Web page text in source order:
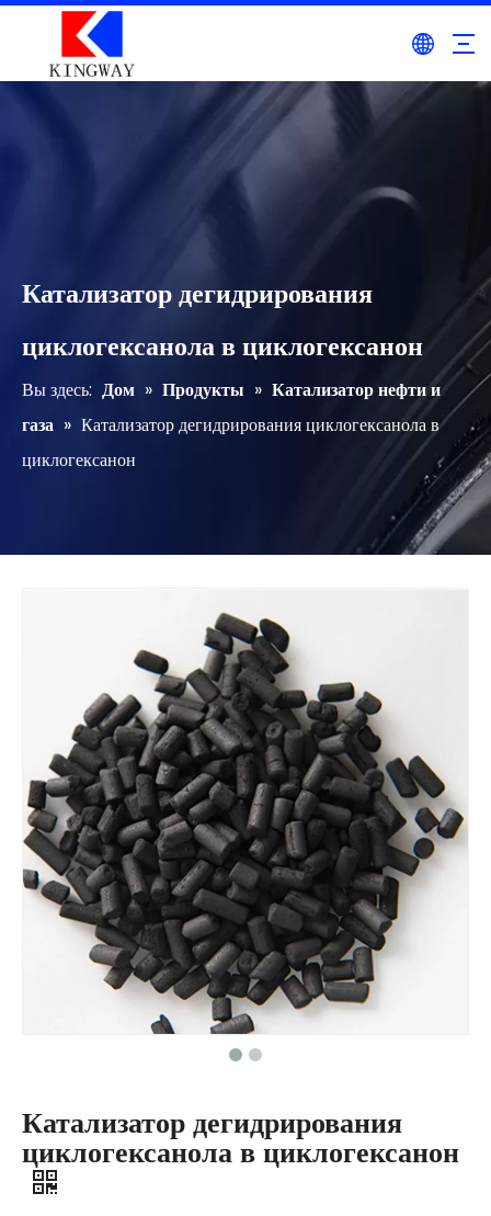
Катализатор дегидрирования
циклогексанола в циклогексанон
Вы здесь: Дом » Продукты » Катализатор нефти и
газа » Катализатор дегидрирования циклогексанола в
циклогексанон
Катализатор дегидрирования
циклогексанола в циклогексанон